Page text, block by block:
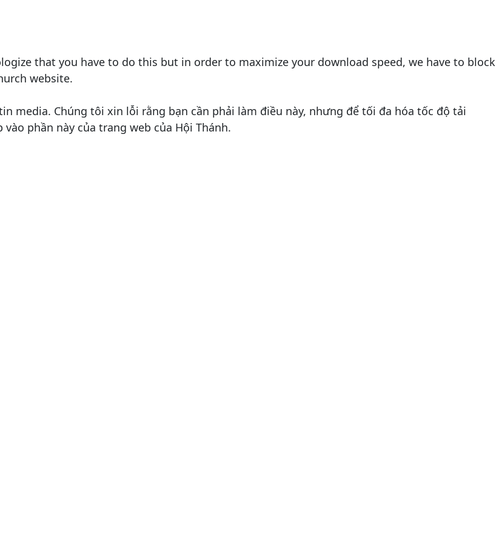
that you have to do this but in order to maximize your download speed, we have to block
website.
media. Chúng tôi xin lỗi rằng bạn cần phải làm điều này, nhưng để tối đa hóa tốc độ tải
phần này của trang web của Hội Thánh.